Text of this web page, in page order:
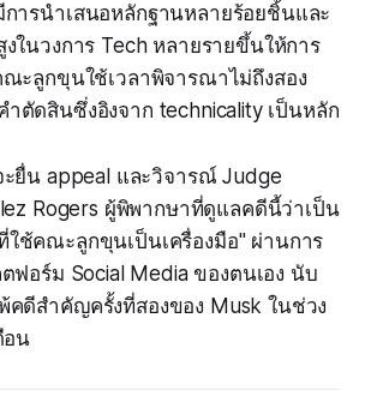
ารนำเสนอหลักฐานหลายร้อยชิ้นและ
ในวงการ Tech หลายรายขึ้นให้การ
ะลูกขุนใช้เวลาพิจารณาไม่ถึงสอง
ำตัดสินซึ่งอิงจาก technicality เป็นหลัก
ะยื่น appeal และวิจารณ์ Judge
Rogers ผู้พิพากษาที่ดูแลคดีนี้ว่าเป็น
ใช้คณะลูกขุนเป็นเครื่องมือ" ผ่านการ
ฟอร์ม Social Media ของตนเอง นับ
คดีสำคัญครั้งที่สองของ Musk ในช่วง
อน